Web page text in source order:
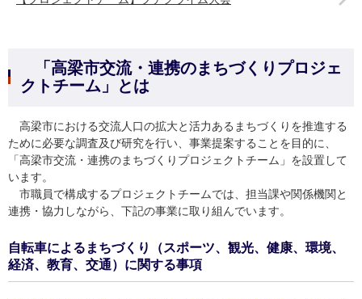
「高梁市交流・連携のまちづくりプロジェ
クトチーム」とは
高梁市における交流人口の拡大と活力あるまちづくりを推進する
ために必要な調査及び研究を行い、事業提案することを目的に、
「高梁市交流・連携のまちづくりプロジェクトチーム」を設置して
います。
市職員で構成するプロジェクトチームでは、担当課や関係機関と
連携・協力しながら、下記の事業に取り組んでいます。
自転車によるまちづくり（スポーツ、観光、健康、環境、
経済、教育、交通）に関する事項